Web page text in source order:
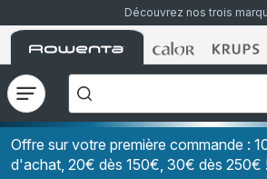
Découvrez nos trois
Accueil
Rowenta
Accueil
Rowenta
Ouvrir
le
menu
recherchez-
vous
?","Aspirateurs
à
Grains","Centrales
Vapeurs","Sèche
Cheveux"]
Offre sur votre première commande :
d'achat, 20€ dès 150€, 30€ dès 250€